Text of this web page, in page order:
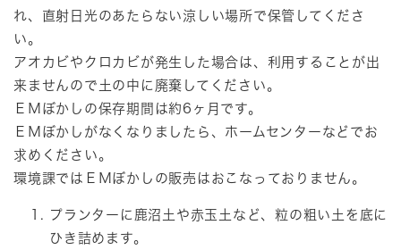
れ、直射日光のあたらない涼しい場所で保管してくださ
い。
アオカビやクロカビが発生した場合は、利用することが出
来ませんので土の中に廃棄してください。
ＥＭぼかしの保存期間は約6ヶ月です。
ＥＭぼかしがなくなりましたら、ホームセンターなどでお
求めください。
環境課ではＥＭぼかしの販売はおこなっておりません。
プランターに鹿沼土や赤玉土など、粒の粗い土を底に
ひき詰めます。